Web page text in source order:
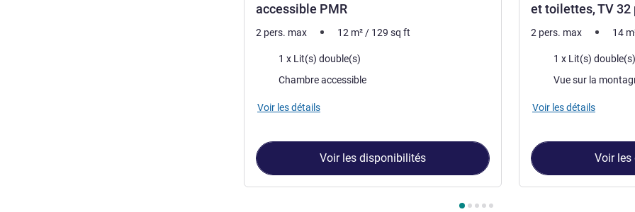
accessible PMR
2 pers. max 12 m² / 129 sq ft
Literie1 x Lit(s) double(s)
Chambre accessible
Voir les détails
Voir les disponibilités
et toilettes, TV 32
2 pers. max 14
Literie1 x Lit(s) double(s)
Vues :Vue sur la
Voir les détails
Voir